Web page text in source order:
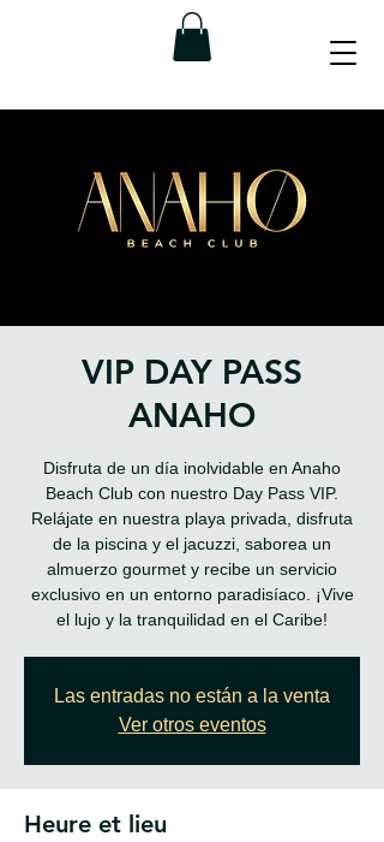
VIP DAY PASS
ANAHO
Disfruta de un día inolvidable en Anaho
Beach Club con nuestro Day Pass VIP.
Relájate en nuestra playa privada, disfruta
de la piscina y el jacuzzi, saborea un
almuerzo gourmet y recibe un servicio
exclusivo en un entorno paradisíaco. ¡Vive
el lujo y la tranquilidad en el Caribe!
Las entradas no están a la venta
Ver otros eventos
Heure et lieu